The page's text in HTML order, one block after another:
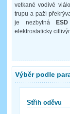
vetkané vodivé
trupu a paží
je nezbytná
elektrostaticky
Výběr podle
Střih oděvu